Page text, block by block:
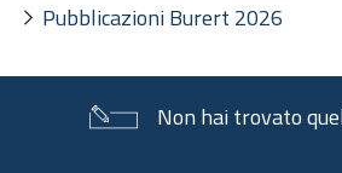
Pubblicazioni Burert 2026
Non hai trovato